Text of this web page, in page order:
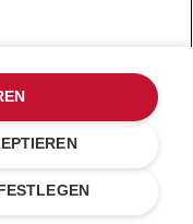
HÄNDLERSUCHE
personenbezogenen
Inc. mir auf